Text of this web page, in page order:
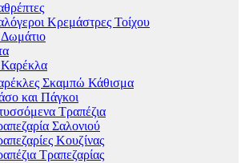
Κρεμάστρες Τοίχου
Καρέκλα
Σκαμπώ Κάθισμα
και Πάγκοι
Τραπέζια
Σαλονιού
Κουζίνας
Τραπεζαρίας